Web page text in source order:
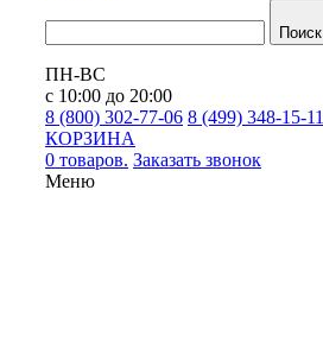
Поиск
ПН-ВС
с 10:00 до 20:00
8 (800) 302-77-06 8 (499) 348-15-11
КОРЗИНА
0 товаров. Заказать звонок
Меню